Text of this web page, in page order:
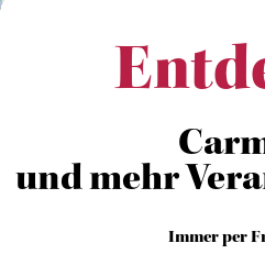
und mehr
Immer per